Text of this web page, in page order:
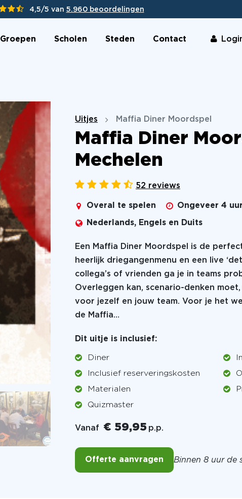
4,5/5 van 5.960 beoordelingen
Groepen Scholen Steden Contact
Uitjes Maffia Diner Moordspel
Maffia Diner
Mechelen
52 reviews
Overal te spelen Ongeveer 4 uur
Nederlands, Engels en Duits
Een Maffia Diner Moordspel is de
heerlijk driegangenmenu en een live
collega’s of vrienden ga je in teams
Overleggen kan, scenario-denken
voor jezelf en jouw team. Voor je het
de Maffia…
Dit uitje is inclusief:
Diner
Inclusief reserveringskosten
Materialen
Quizmaster
Vanaf € 59,95 p.p.
Offerte aanvragen Binnen 8 uur de